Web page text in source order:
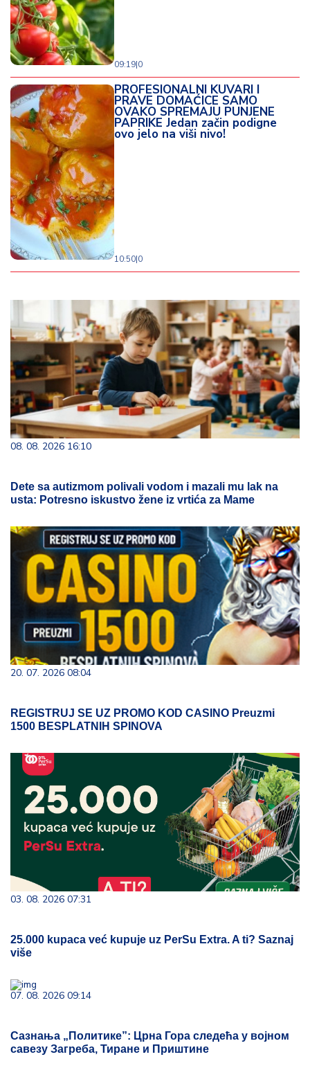
09:19|0
PROFESIONALNI KUVARI I
PRAVE DOMAĆICE SAMO
OVAKO SPREMAJU PUNJENE
PAPRIKE Jedan začin podigne
ovo jelo na viši nivo!
10:50|0
08. 08. 2026 16:10
Dete sa autizmom polivali vodom i mazali mu lak na
usta: Potresno iskustvo žene iz vrtića za Mame
20. 07. 2026 08:04
REGISTRUJ SE UZ PROMO KOD CASINO Preuzmi
1500 BESPLATNIH SPINOVA
03. 08. 2026 07:31
25.000 kupaca već kupuje uz PerSu Extra. A ti? Saznaj
više
07. 08. 2026 09:14
Сазнања „Политике”: Црна Гора следећа у војном
савезу Загреба, Тиране и Приштине